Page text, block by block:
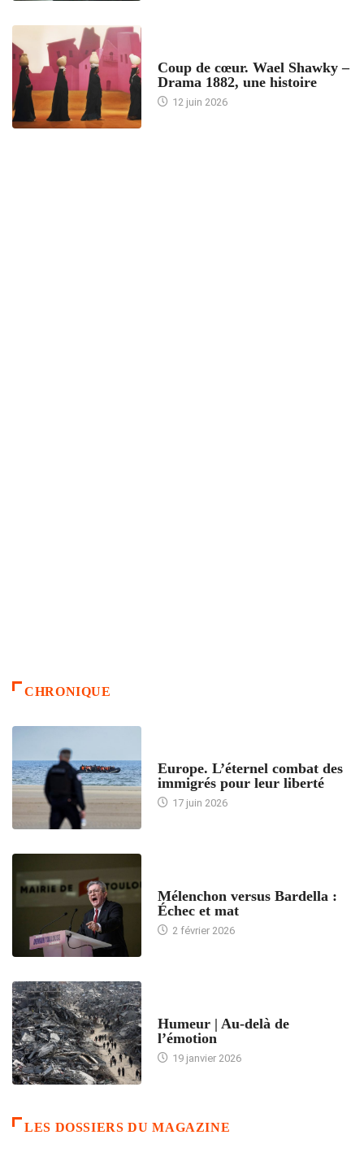
Coup de cœur. Wael Shawky –
Drama 1882, une histoire
12 juin 2026
CHRONIQUE
Europe. L’éternel combat des
immigrés pour leur liberté
17 juin 2026
Mélenchon versus Bardella :
Échec et mat
2 février 2026
Humeur | Au-delà de
l’émotion
19 janvier 2026
LES DOSSIERS DU MAGAZINE